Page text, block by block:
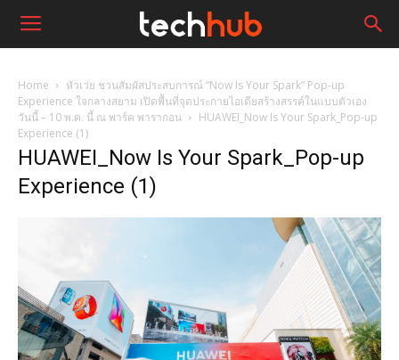
Home
หัวเว่ย ชวนสัมผัสประสบการณ์ “Now Is Your Spark” Pop-up
Experience ใจกลางสยาม เปิดพื้นที่จุดประกายไอเดียสร้างสรรค์ในแบบตัวเอง
วันนี้ – 10 พ.ค. นี้ ณ พาร์ค พารากอน
HUAWEI_Now Is Your Spark_Pop-up
Experience (1)
HUAWEI_Now Is Your Spark_Pop-up
Experience (1)